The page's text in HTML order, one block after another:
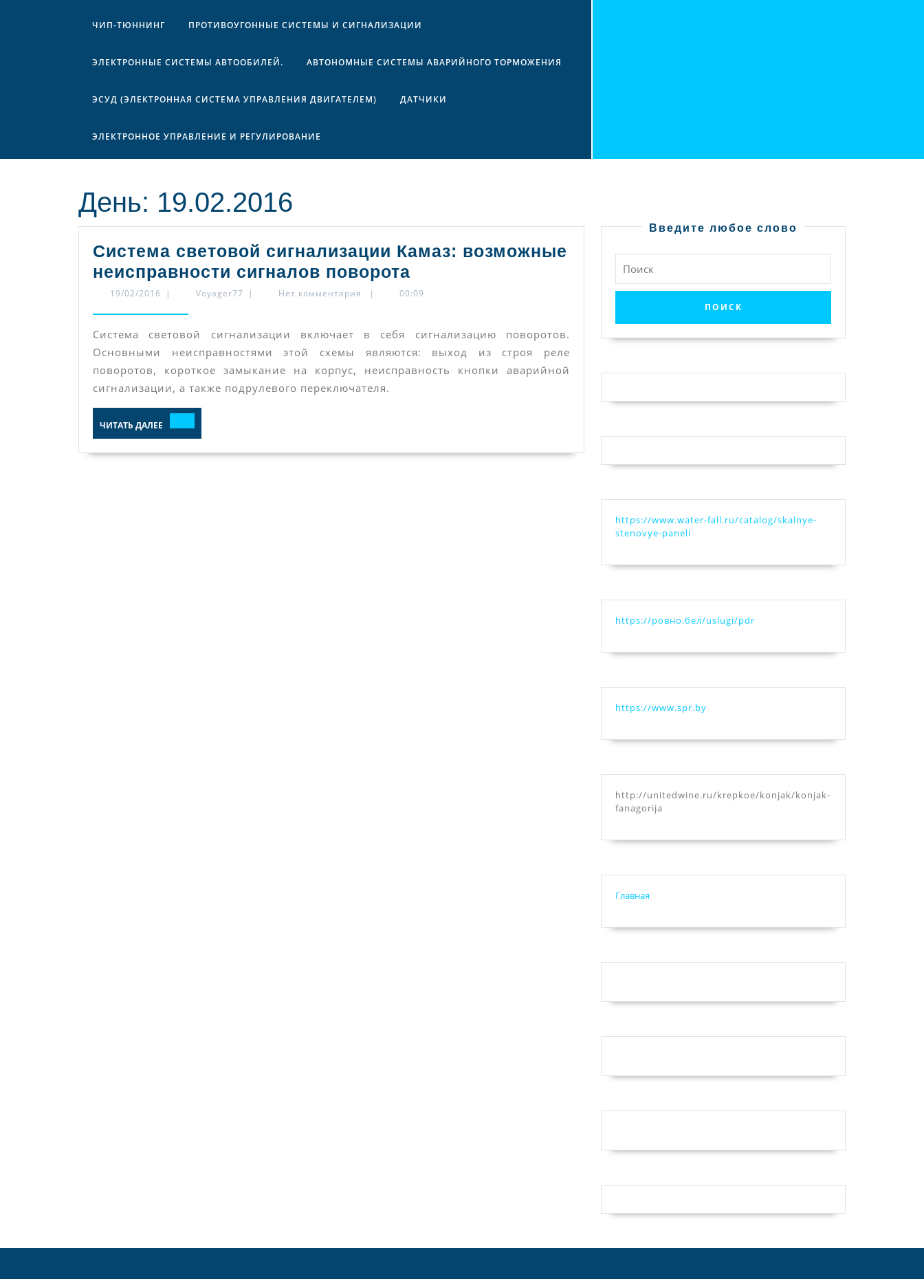
ЧИП-ТЮННИНГ ПРОТИВОУГОННЫЕ СИСТЕМЫ И СИГНАЛИЗАЦИИ
ЭЛЕКТРОННЫЕ СИСТЕМЫ АВТООБИЛЕЙ. АВТОНОМНЫЕ СИСТЕМЫ АВАРИЙНОГО ТОРМОЖЕНИЯ
ЭСУД (ЭЛЕКТРОННАЯ СИСТЕМА УПРАВЛЕНИЯ ДВИГАТЕЛЕМ) ДАТЧИКИ
ЭЛЕКТРОННОЕ УПРАВЛЕНИЕ И РЕГУЛИРОВАНИЕ
День: 19.02.2016
Система световой сигнализации Камаз: возможные
неисправности сигналов поворота
световой
Камаз:
возможные
неисправности
19/02/2016 19/02/2016
| Voyager77 Voyager77
| Нет комментария | 00:09
Система световой сигнализации включает в себя сигнализацию поворотов.
Основными неисправностями этой схемы являются: выход из строя реле
поворотов, короткое замыкание на корпус, неисправность кнопки аварийной
сигнализации, а также подрулевого переключателя.
ЧИТАТЬ ДАЛЕЕ ДАЛЕЕ
Введите любое слово
https://www.water-fall.ru/catalog/skalnye-
stenovye-paneli
https://ровно.бел/uslugi/pdr
https://www.spr.by
http://unitedwine.ru/krepkoe/konjak/konjak-
fanagorija
Главная